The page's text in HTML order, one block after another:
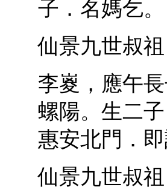
子．名媽乞。
仙景九世叔祖
李嵏，應午
螺陽。生二
惠安北門．
仙景九世叔祖